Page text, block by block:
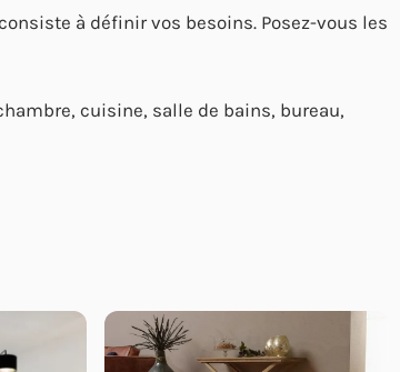
à définir vos besoins. Posez-vous les
cuisine, salle de bains, bureau,